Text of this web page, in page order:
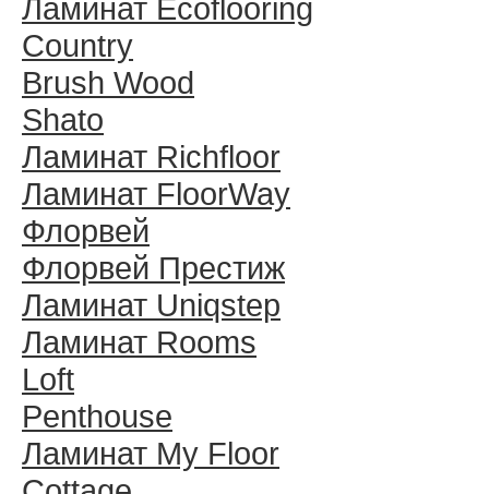
Ламинат Ecoflooring
Country
Brush Wood
Shato
Ламинат Richfloor
Ламинат FloorWay
Флорвей
Флорвей Престиж
Ламинат Uniqstep
Ламинат Rooms
Loft
Penthouse
Ламинат My Floor